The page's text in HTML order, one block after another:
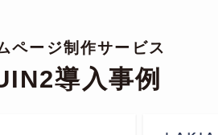
ページ制作サービス
導入事例